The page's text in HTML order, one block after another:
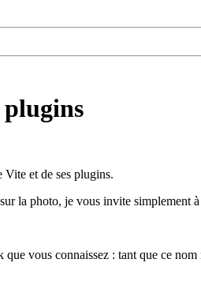
Vite et de ses plugins.
la photo, je vous invite simplement
vous connaissez : tant que ce